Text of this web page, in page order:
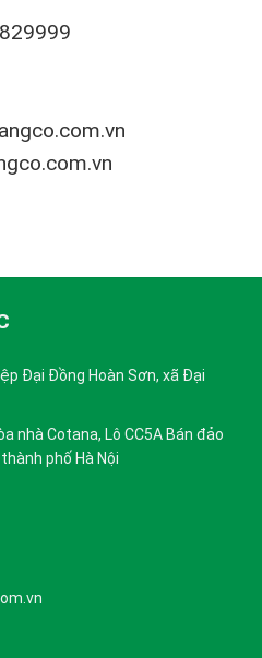
Đại Đồng Hoàn Sơn, xã Đại
nhà Cotana, Lô CC5A Bán đảo
phố Hà Nội